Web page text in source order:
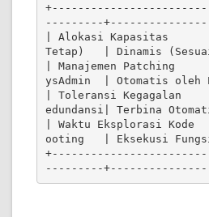
---------
| Alokasi Kapasitas
Tetap)   | Dinamis
| Manajemen Patching
ysAdmin  | Otomatis oleh
| Toleransi Kegagalan
edundansi| Terbina
| Waktu Eksplorasi Kode
ooting   | Eksekusi